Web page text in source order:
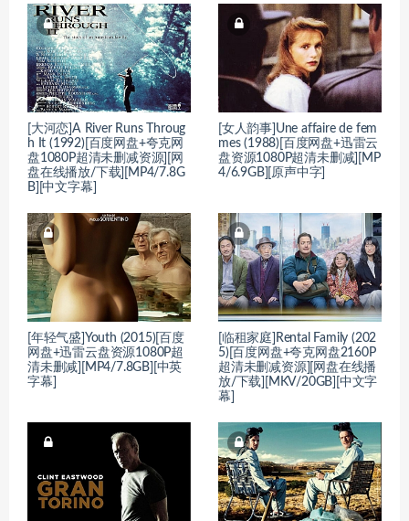
[大河恋]A River Runs Throug
h It (1992)[百度网盘+夸克网
盘1080P超清未删减资源][网
盘在线播放/下载][MP4/7.8G
B][中文字幕]
[女人韵事]Une affaire de fem
mes (1988)[百度网盘+迅雷云
盘资源1080P超清未删减][MP
4/6.9GB][原声中字]
[年轻气盛]Youth (2015)[百度
网盘+迅雷云盘资源1080P超
清未删减][MP4/7.8GB][中英
字幕]
[临租家庭]Rental Family (202
5)[百度网盘+夸克网盘2160P
超清未删减资源][网盘在线播
放/下载][MKV/20GB][中文字
幕]